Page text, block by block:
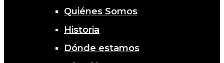
Quiénes Somos
Historia
Dónde estamos